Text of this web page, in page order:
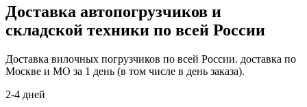
Доставка автопогрузчиков и
складской техники по всей России
Доставка вилочных погрузчиков по всей России. доставка по
Москве и МО за 1 день (в том числе в день заказа).
2-4 дней